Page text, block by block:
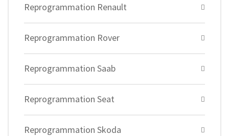
Reprogrammation Renault
Reprogrammation Rover
Reprogrammation Saab
Reprogrammation Seat
Reprogrammation Skoda